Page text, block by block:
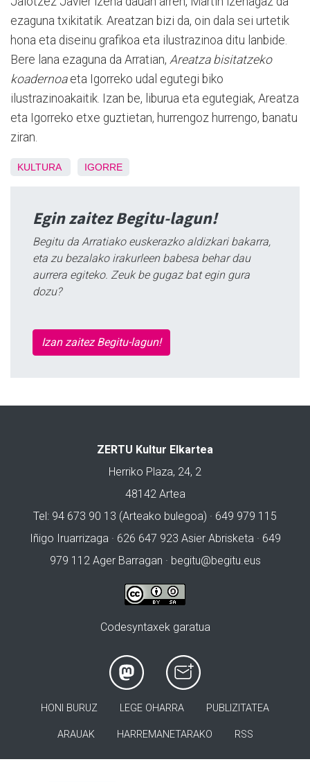
ezaguna txikitatik. Areatzan bizi da, oin dala sei urtetik
hona eta diseinu grafikoa eta ilustrazinoa ditu lanbide.
Bere lana ezaguna da Arratian, Areatza bisitatzeko
koadernoaeta Igorreko udal egutegi biko
ilustrazinoakaitik. Izan be, liburua eta egutegiak, Areatza
eta Igorreko etxe guztietan, hurrengoz hurrengo, banatu
ziran.
KULTURA IGORRE
Egin zaitez Begitu-lagun!
Begitu da Arratiako euskerazko aldizkari bakarra,
eta zu bezalako irakurleen babesa behar dau
aurrera egiteko. Zeuk be gugaz bat egin gura
dozu?
Izan zaitez Begitu-lagun!
ZERTU Kultur Elkartea
Herriko Plaza, 24, 2
48142 Artea
Tel: 94 673 90 13 (Arteako bulegoa) · 649 979 115
Iñigo Iruarrizaga · 626 647 923 Asier Abrisketa · 649
979 112 Ager Barragan · begitu@begitu.eus
Codesyntaxek garatua
HONI BURUZ LEGE OHARRA PUBLIZITATEA
ARAUAK HARREMANETARAKO RSS